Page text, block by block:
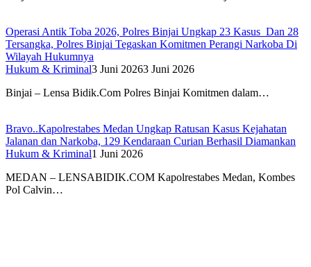
Operasi Antik Toba 2026, Polres Binjai Ungkap 23 Kasus Dan 28
Tersangka, Polres Binjai Tegaskan Komitmen Perangi Narkoba Di
Wilayah Hukumnya
Hukum & Kriminal3 Juni 20263 Juni 2026
Binjai – Lensa Bidik.Com Polres Binjai Komitmen dalam…
Bravo..Kapolrestabes Medan Ungkap Ratusan Kasus Kejahatan
Jalanan dan Narkoba, 129 Kendaraan Curian Berhasil Diamankan
Hukum & Kriminal1 Juni 2026
MEDAN – LENSABIDIK.COM Kapolrestabes Medan, Kombes
Pol Calvin…